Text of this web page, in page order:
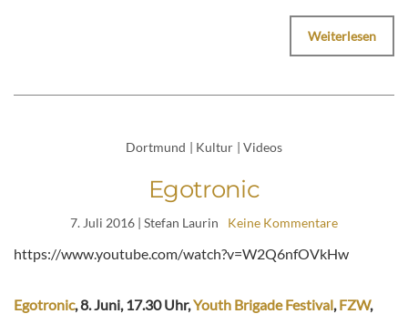
Weiterlesen
Dortmund | Kultur | Videos
Egotronic
7. Juli 2016 | Stefan Laurin Keine Kommentare
https://www.youtube.com/watch?v=W2Q6nfOVkHw
Egotronic, 8. Juni, 17.30 Uhr,Youth Brigade Festival,FZW,